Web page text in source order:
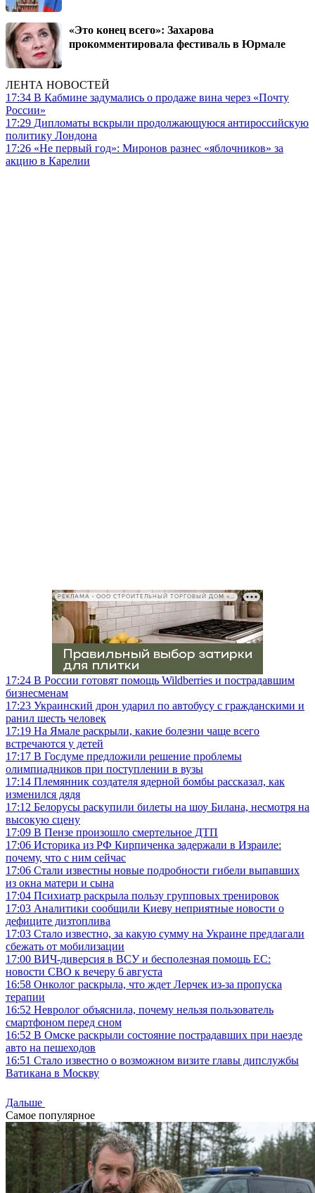
«Это конец всего»: Захарова
прокомментировала фестиваль в Юрмале
ЛЕНТА НОВОСТЕЙ
17:34 В Кабмине задумались о продаже вина через «Почту
России»
17:29 Дипломаты вскрыли продолжающуюся антироссийскую
политику Лондона
17:26 «Не первый год»: Миронов разнес «яблочников» за
акцию в Карелии
РЕКЛАМА • ООО СТРОИТЕЛЬНЫЙ ТОРГОВЫЙ ДОМ «ПЕТРОВИЧ», ИНН 7802348846
17:24 В России готовят помощь Wildberries и пострадавшим
бизнесменам
17:23 Украинский дрон ударил по автобусу с гражданскими и
ранил шесть человек
17:19 На Ямале раскрыли, какие болезни чаще всего
встречаются у детей
17:17 В Госдуме предложили решение проблемы
олимпиадников при поступлении в вузы
17:14 Племянник создателя ядерной бомбы рассказал, как
изменился дядя
17:12 Белорусы раскупили билеты на шоу Билана, несмотря на
высокую сцену
17:09 В Пензе произошло смертельное ДТП
17:06 Историка из РФ Кирпиченка задержали в Израиле:
почему, что с ним сейчас
17:06 Стали известны новые подробности гибели выпавших
из окна матери и сына
17:04 Психиатр раскрыла пользу групповых тренировок
17:03 Аналитики сообщили Киеву неприятные новости о
дефиците дизтоплива
17:03 Стало известно, за какую сумму на Украине предлагали
сбежать от мобилизации
17:00 ВИЧ-диверсия в ВСУ и бесполезная помощь ЕС:
новости СВО к вечеру 6 августа
16:58 Онколог раскрыла, что ждет Лерчек из-за пропуска
терапии
16:52 Невролог объяснила, почему нельзя пользователь
смартфоном перед сном
16:52 В Омске раскрыли состояние пострадавших при наезде
авто на пешеходов
16:51 Стало известно о возможном визите главы дипслужбы
Ватикана в Москву
Дальше
Самое популярное